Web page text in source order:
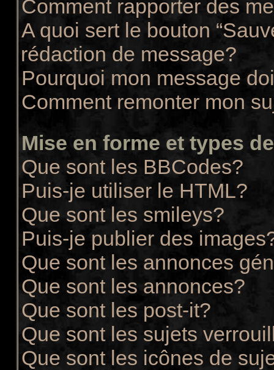
Comment rapporter des
A quoi sert le bouton
rédaction de message?
Pourquoi mon message
Comment remonter mon
Mise en forme et types
Que sont les BBCodes?
Puis-je utiliser le HTML?
Que sont les smileys?
Puis-je publier des
Que sont les annonces
Que sont les annonces?
Que sont les post-it?
Que sont les sujets
Que sont les icônes de